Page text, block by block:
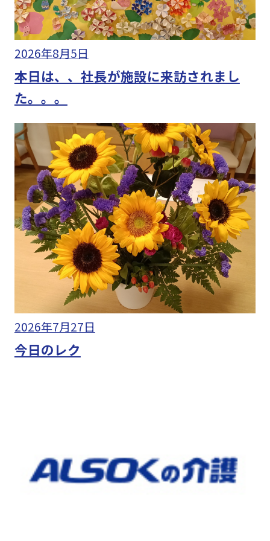
2026年8月5日
本日は、、社長が施設に来訪されまし
た。。。
2026年7月27日
今日のレク